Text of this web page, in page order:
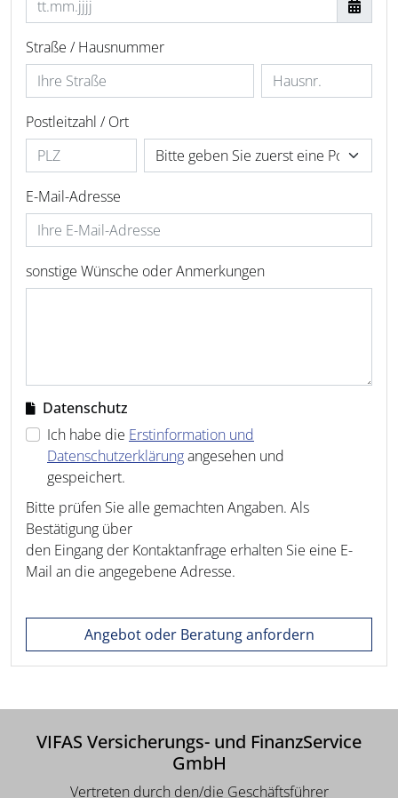
Straße / Hausnummer
Postleitzahl / Ort
E-Mail-Adresse
sonstige Wünsche oder Anmerkungen
Datenschutz
Ich habe die Erstinformation und
Datenschutzerklärungangesehen und
gespeichert.
Bitte prüfen Sie alle gemachten Angaben. Als
Bestätigung über
den Eingang der Kontaktanfrage erhalten Sie eine E-
Mail an die angegebene Adresse.
Angebot oder Beratung anfordern
VIFAS Versicherungs- und FinanzService
GmbH
Vertreten durch den/die Geschäftsführer